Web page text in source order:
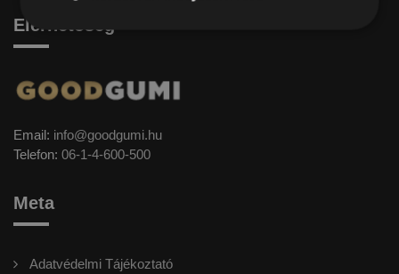
Elérhetőség
Email: info@goodgumi.hu
Telefon: 06-1-4-600-500
Meta
Adatvédelmi Tájékoztató